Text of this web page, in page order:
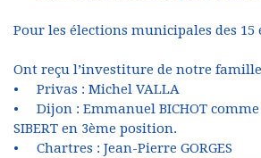
Pour les élections municipales des 15
Ont reçu l’investiture de notre
• Privas : Michel VALLA
• Dijon : Emmanuel BICHOT
SIBERT en 3ème position.
• Chartres : Jean-Pierre GORGES